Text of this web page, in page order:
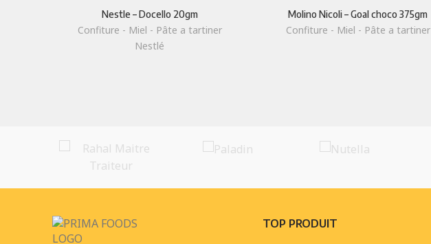
Nestle – Docello 20gm
Confiture - Miel - Pâte a tartiner
Nestlé
Molino Nicoli – Goal choco 375gm
Confiture - Miel - Pâte a tartiner
TOP PRODUIT